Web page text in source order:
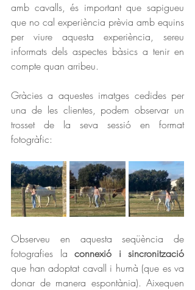
amb cavalls, és important que sapigueu
que no cal experiència prèvia amb equins
per viure aquesta experiència, sereu
informats dels aspectes bàsics a tenir en
compte quan arribeu.
Gràcies a aquestes imatges cedides per
una de les clientes, podem observar un
trosset de la seva sessió en format
fotogràfic:
Observeu en aquesta seqüència de
fotografies la connexió i sincronització
que han adoptat cavall i humà (que es va
donar de manera espontània). Aixequen